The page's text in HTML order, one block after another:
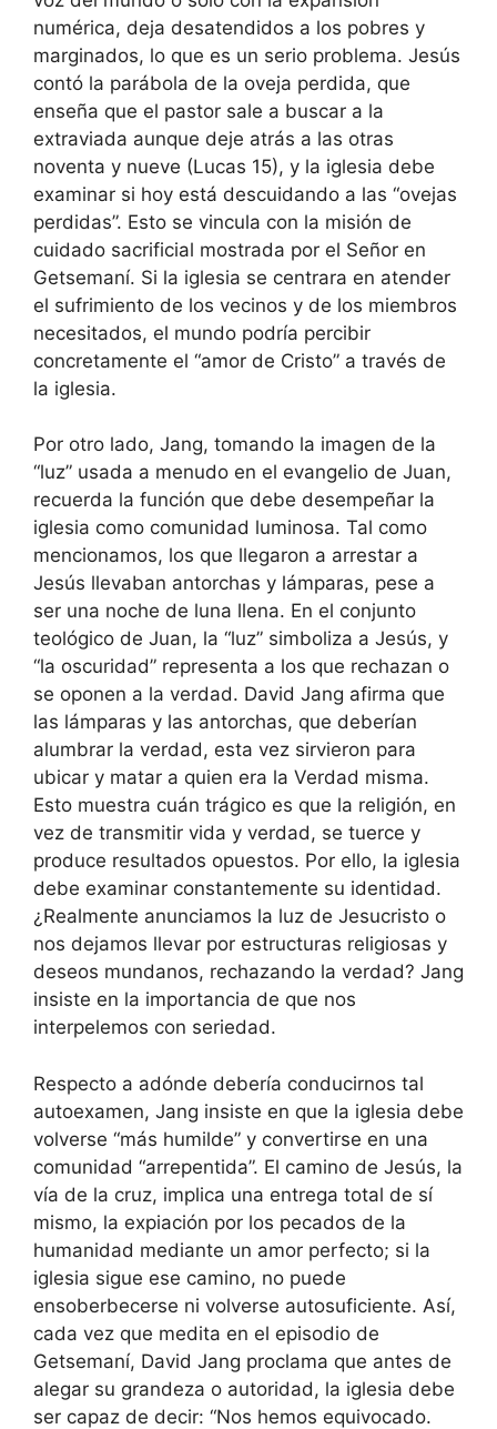
numérica, deja desatendidos a los pobres y
marginados, lo que es un serio problema. Jesús
contó la parábola de la oveja perdida, que
enseña que el pastor sale a buscar a la
extraviada aunque deje atrás a las otras
noventa y nueve (Lucas 15), y la iglesia debe
examinar si hoy está descuidando a las “ovejas
perdidas”. Esto se vincula con la misión de
cuidado sacrificial mostrada por el Señor en
Getsemaní. Si la iglesia se centrara en atender
el sufrimiento de los vecinos y de los miembros
necesitados, el mundo podría percibir
concretamente el “amor de Cristo” a través de
la iglesia.
Por otro lado, Jang, tomando la imagen de la
“luz” usada a menudo en el evangelio de Juan,
recuerda la función que debe desempeñar la
iglesia como comunidad luminosa. Tal como
mencionamos, los que llegaron a arrestar a
Jesús llevaban antorchas y lámparas, pese a
ser una noche de luna llena. En el conjunto
teológico de Juan, la “luz” simboliza a Jesús, y
“la oscuridad” representa a los que rechazan o
se oponen a la verdad. David Jang afirma que
las lámparas y las antorchas, que deberían
alumbrar la verdad, esta vez sirvieron para
ubicar y matar a quien era la Verdad misma.
Esto muestra cuán trágico es que la religión, en
vez de transmitir vida y verdad, se tuerce y
produce resultados opuestos. Por ello, la iglesia
debe examinar constantemente su identidad.
¿Realmente anunciamos la luz de Jesucristo o
nos dejamos llevar por estructuras religiosas y
deseos mundanos, rechazando la verdad? Jang
insiste en la importancia de que nos
interpelemos con seriedad.
Respecto a adónde debería conducirnos tal
autoexamen, Jang insiste en que la iglesia debe
volverse “más humilde” y convertirse en una
comunidad “arrepentida”. El camino de Jesús, la
vía de la cruz, implica una entrega total de sí
mismo, la expiación por los pecados de la
humanidad mediante un amor perfecto; si la
iglesia sigue ese camino, no puede
ensoberbecerse ni volverse autosuficiente. Así,
cada vez que medita en el episodio de
Getsemaní, David Jang proclama que antes de
alegar su grandeza o autoridad, la iglesia debe
ser capaz de decir: “Nos hemos equivocado.